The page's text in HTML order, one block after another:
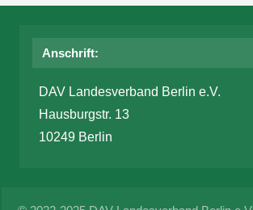
Anschrift:
DAV Landesverband Berlin e.V.
Hausburgstr. 13
10249 Berlin